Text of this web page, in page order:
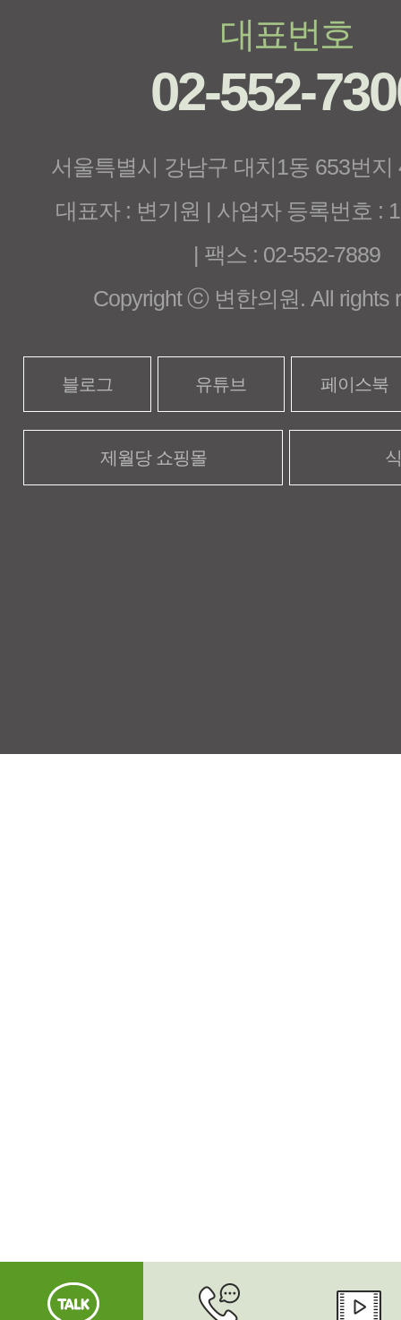
대표번호
02-552-
서울특별시 강남구 대치1동 653번지
대표자 : 변기원 | 사업자 등록번호 :
| 팩스 : 02-552-7889
Copyright ⓒ 변한의원. All rights
블로그 유튜브 페이스북
제월당 쇼핑몰